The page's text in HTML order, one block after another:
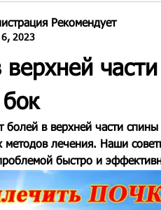
Рекомендует
2023
верхней
болей в верхней части
лечения. Наши
быстро и